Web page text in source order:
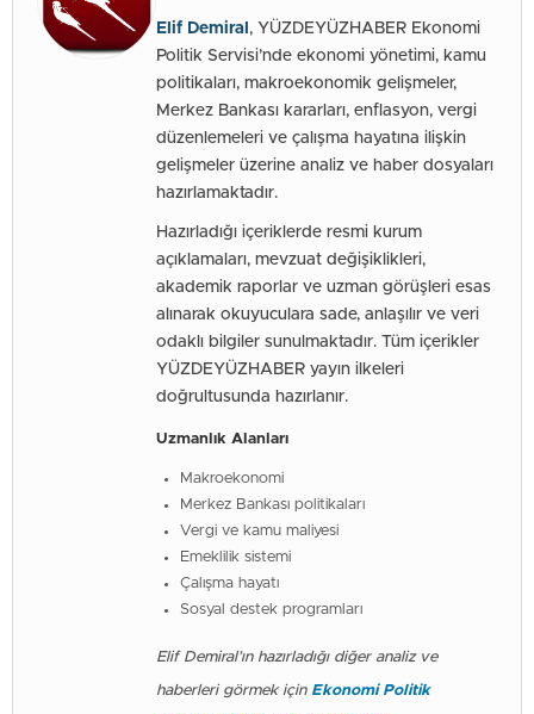
Elif Demiral , YÜZDEYÜZHABER Ekonomi
Politik Servisi’nde ekonomi yönetimi, kamu
politikaları, makroekonomik gelişmeler,
Merkez Bankası kararları, enflasyon, vergi
düzenlemeleri ve çalışma hayatına ilişkin
gelişmeler üzerine analiz ve haber dosyaları
hazırlamaktadır.
Hazırladığı içeriklerde resmi kurum
açıklamaları, mevzuat değişiklikleri,
akademik raporlar ve uzman görüşleri esas
alınarak okuyuculara sade, anlaşılır ve veri
odaklı bilgiler sunulmaktadır. Tüm içerikler
YÜZDEYÜZHABER yayın ilkeleri
doğrultusunda hazırlanır.
Uzmanlık Alanları
Makroekonomi
Merkez Bankası politikaları
Vergi ve kamu maliyesi
Emeklilik sistemi
Çalışma hayatı
Sosyal destek programları
Elif Demiral’ın hazırladığı diğer analiz ve
haberleri görmek için Ekonomi Politik